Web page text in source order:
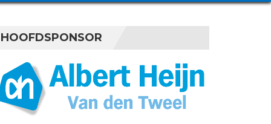
HOOFDSPONSOR